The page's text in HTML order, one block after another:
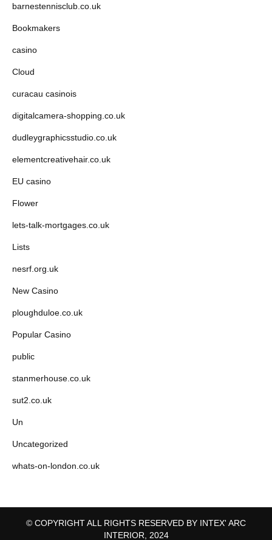
barnestennisclub.co.uk
Bookmakers
casino
Cloud
curacau casinois
digitalcamera-shopping.co.uk
dudleygraphicsstudio.co.uk
elementcreativehair.co.uk
EU casino
Flower
lets-talk-mortgages.co.uk
Lists
nesrf.org.uk
New Casino
ploughduloe.co.uk
Popular Casino
public
stanmerhouse.co.uk
sut2.co.uk
Un
Uncategorized
whats-on-london.co.uk
© COPYRIGHT ALL RIGHTS RESERVED BY INTEX' ARC
INTERIOR, 2024